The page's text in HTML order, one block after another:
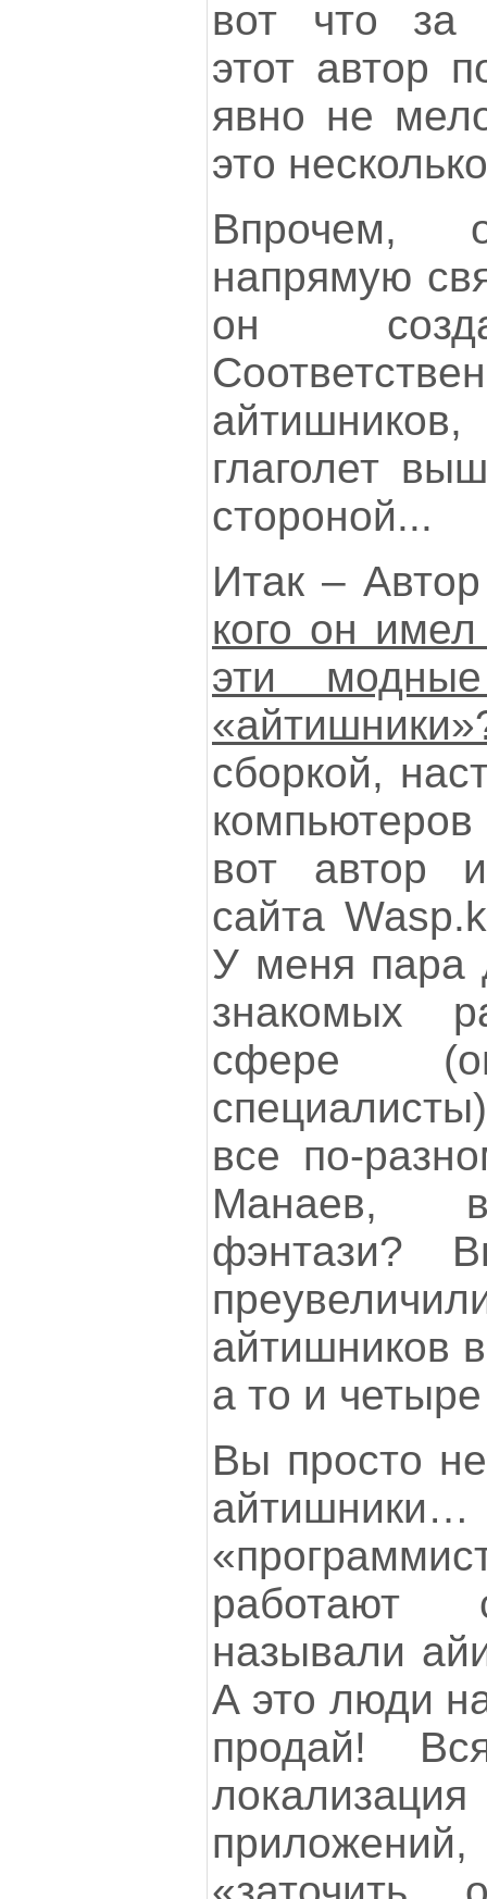
вот что за
этот автор
явно не
это
Впрочем,
напрямую
он
глаголет
стороной...
Итак –
кого он
эти
сборкой,
вот автор
сайта
У меня пара
знакомых
сфере
все по-
Манаев,
фэнтази?
айтишников
а то и
Вы просто
работают
называли
А это люди
продай!